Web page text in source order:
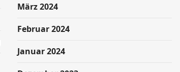
März 2024
Februar 2024
Januar 2024